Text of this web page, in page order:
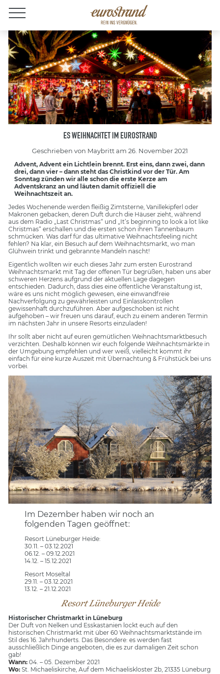
Jobs
ES WEIHNACHTET IM EUROSTRAND
Geschrieben von Maybritt am 26. November 2021
Advent, Advent ein Lichtlein brennt. Erst eins, dann zwei, dann
drei, dann vier – dann steht das Christkind vor der Tür. Am
Sonntag zünden wir alle schon die erste Kerze am
Adventskranz an und läuten damit offiziell die
Weihnachtszeit an.
Jedes Wochenende werden fleißig Zimtsterne, Vanillekipferl oder
Makronen gebacken, deren Duft durch die Häuser zieht, während
aus dem Radio „Last Christmas“ und „It’s beginning to look a lot like
Christmas“ erschallen und die ersten schon ihren Tannenbaum
schmücken. Was darf für das ultimative Weihnachtsfeeling nicht
fehlen? Na klar, ein Besuch auf dem Weihnachtsmarkt, wo man
Glühwein trinkt und gebrannte Mandeln nascht!
Eigentlich wollten wir euch dieses Jahr zum ersten Eurostrand
Weihnachtsmarkt mit Tag der offenen Tür begrüßen, haben uns aber
schweren Herzens aufgrund der aktuellen Lage dagegen
entschieden. Dadurch, dass dies eine öffentliche Veranstaltung ist,
wäre es uns nicht möglich gewesen, eine einwandfreie
Nachverfolgung zu gewährleisten und Einlasskontrollen
gewissenhaft durchzuführen. Aber aufgeschoben ist nicht
aufgehoben – wir freuen uns darauf, euch zu einem anderen Termin
im nächsten Jahr in unsere Resorts einzuladen!
Ihr sollt aber nicht auf euren gemütlichen Weihnachtsmarktbesuch
verzichten. Deshalb können wir euch folgende Weihnachtsmärkte in
der Umgebung empfehlen und wer weiß, vielleicht kommt ihr
einfach für eine kurze Auszeit mit Übernachtung & Frühstück bei uns
vorbei.
Im Dezember haben wir noch an
folgenden Tagen geöffnet:
Resort Lüneburger Heide:
30.11. – 03.12.2021
06.12. – 09.12.2021
14.12. – 15.12.2021
Resort Moseltal
29.11. – 03.12.2021
13.12. – 21.12.2021
Resort Lüneburger Heide
Historischer Christmarkt in Lüneburg
Der Duft von Nelken und Esskastanien lockt euch auf den
historischen Christmarkt mit über 60 Weihnachtsmarktstände im
Stil des 16. Jahrhunderts. Das Besondere: es werden fast
ausschließlich Dinge angeboten, die es zur damaligen Zeit schon
gab!
Wann: 04. – 05. Dezember 2021
Wo: St. Michaeliskirche, Auf dem Michaeliskloster 2b, 21335 Lüneburg